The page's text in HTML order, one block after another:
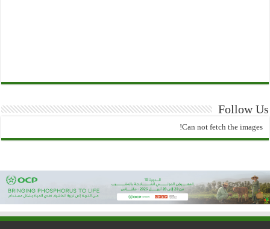
Follow Us
Can not fetch the images!